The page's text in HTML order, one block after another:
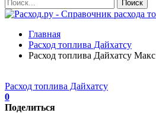
Главная
Расход топлива Дайхатсу
Расход топлива Дайхатсу Макс
Расход топлива Дайхатсу
0
Поделиться